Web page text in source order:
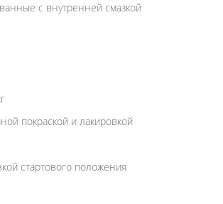
c внутренней смазкой
покраской и лакировкой
стартового положения